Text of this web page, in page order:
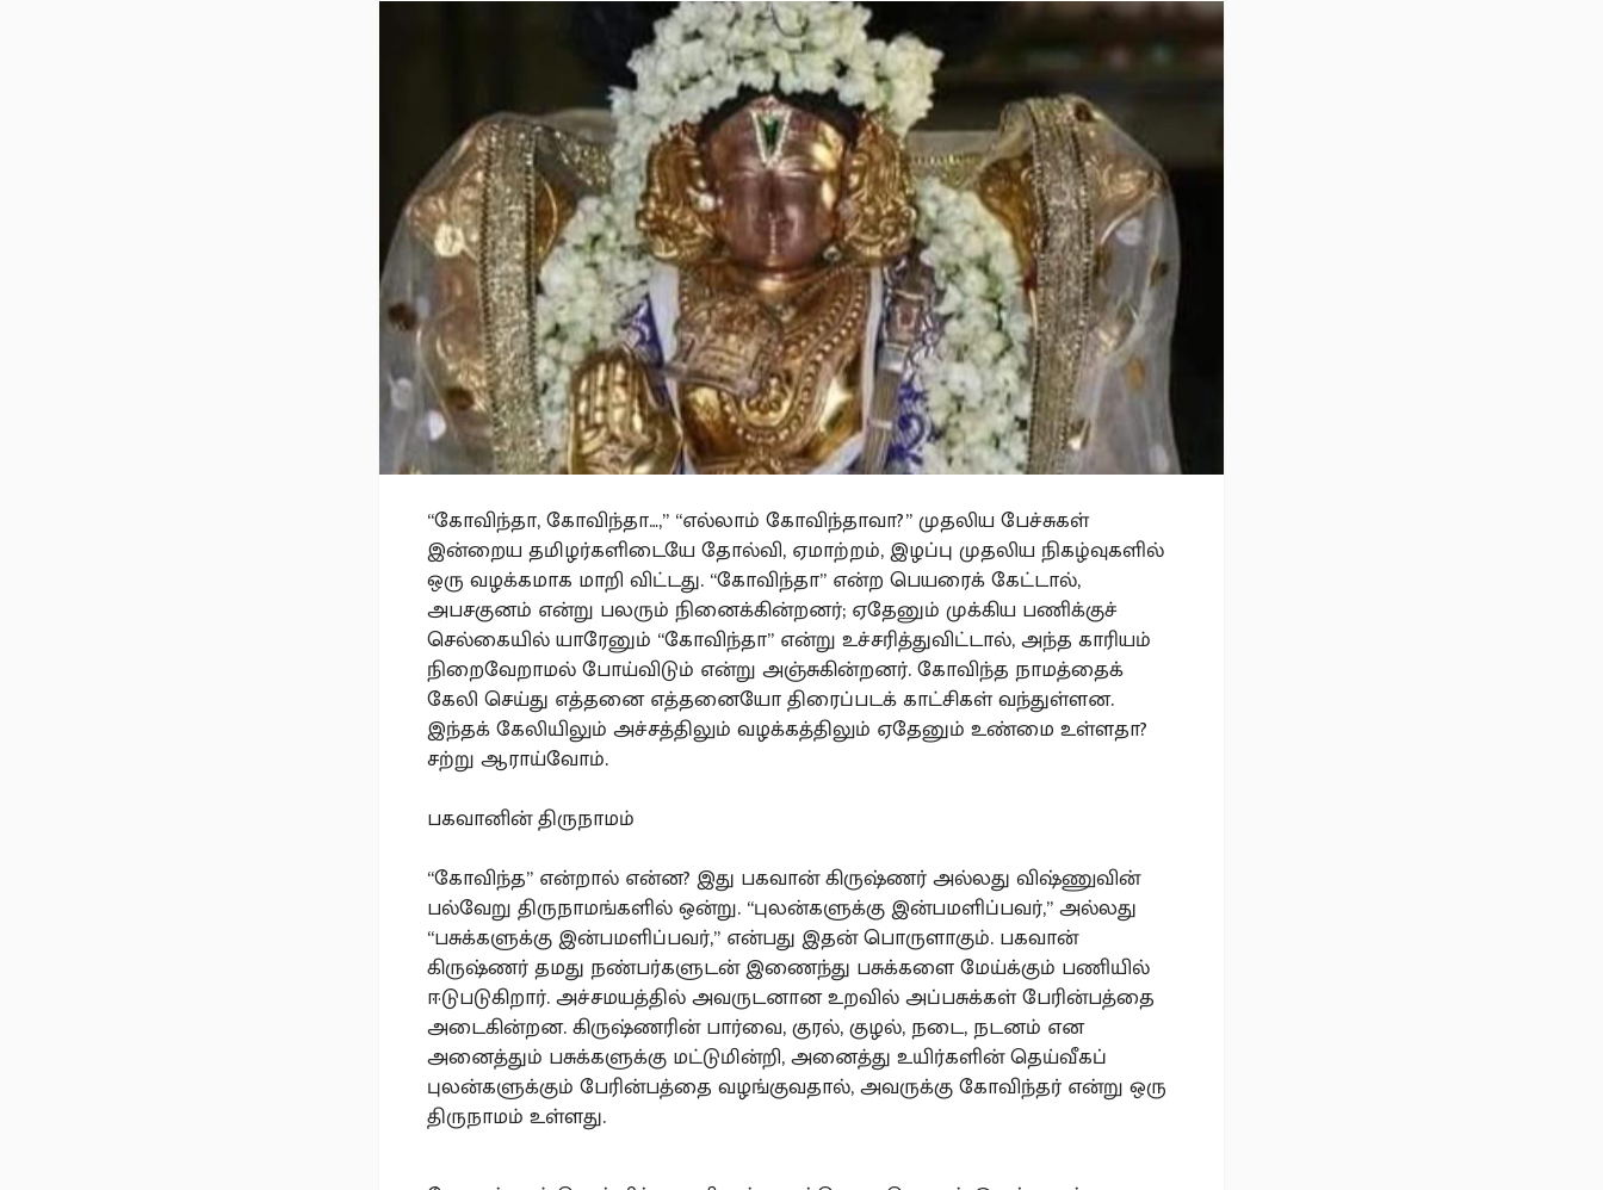
“கோவிந்தா, கோவிந்தா…,” “எல்லாம் கோவிந்தாவா?” முதலிய பேச்சுகள்
இன்றைய தமிழர்களிடையே தோல்வி, ஏமாற்றம், இழப்பு முதலிய நிகழ்வுகளில்
ஒரு வழக்கமாக மாறி விட்டது. “கோவிந்தா” என்ற பெயரைக் கேட்டால்,
அபசகுனம் என்று பலரும் நினைக்கின்றனர்; ஏதேனும் முக்கிய பணிக்குச்
செல்கையில் யாரேனும் “கோவிந்தா” என்று உச்சரித்துவிட்டால், அந்த காரியம்
நிறைவேறாமல் போய்விடும் என்று அஞ்சுகின்றனர். கோவிந்த நாமத்தைக்
கேலி செய்து எத்தனை எத்தனையோ திரைப்படக் காட்சிகள் வந்துள்ளன.
இந்தக் கேலியிலும் அச்சத்திலும் வழக்கத்திலும் ஏதேனும் உண்மை உள்ளதா?
சற்று ஆராய்வோம்.
பகவானின் திருநாமம்
“கோவிந்த” என்றால் என்ன? இது பகவான் கிருஷ்ணர் அல்லது விஷ்ணுவின்
பல்வேறு திருநாமங்களில் ஒன்று. “புலன்களுக்கு இன்பமளிப்பவர்,” அல்லது
“பசுக்களுக்கு இன்பமளிப்பவர்,” என்பது இதன் பொருளாகும். பகவான்
கிருஷ்ணர் தமது நண்பர்களுடன் இணைந்து பசுக்களை மேய்க்கும் பணியில்
ஈடுபடுகிறார். அச்சமயத்தில் அவருடனான உறவில் அப்பசுக்கள் பேரின்பத்தை
அடைகின்றன. கிருஷ்ணரின் பார்வை, குரல், குழல், நடை, நடனம் என
அனைத்தும் பசுக்களுக்கு மட்டுமின்றி, அனைத்து உயிர்களின் தெய்வீகப்
புலன்களுக்கும் பேரின்பத்தை வழங்குவதால், அவருக்கு கோவிந்தர் என்று ஒரு
திருநாமம் உள்ளது.